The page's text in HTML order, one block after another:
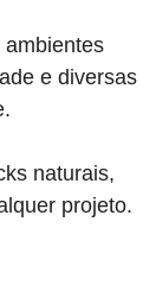
e diversas
naturais,
projeto.